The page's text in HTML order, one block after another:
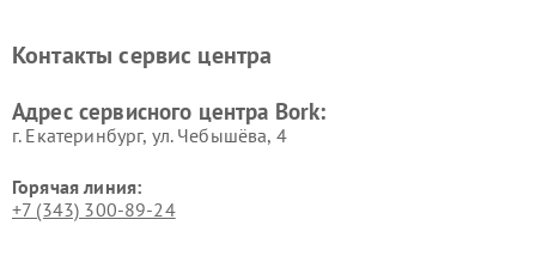
воздуха Bork
Bork
Bork
Контакты сервис центра
Адрес сервисного центра Bork:
г. Екатеринбург, ул. Чебышёва, 4
Горячая линия:
+7 (343) 300-89-24